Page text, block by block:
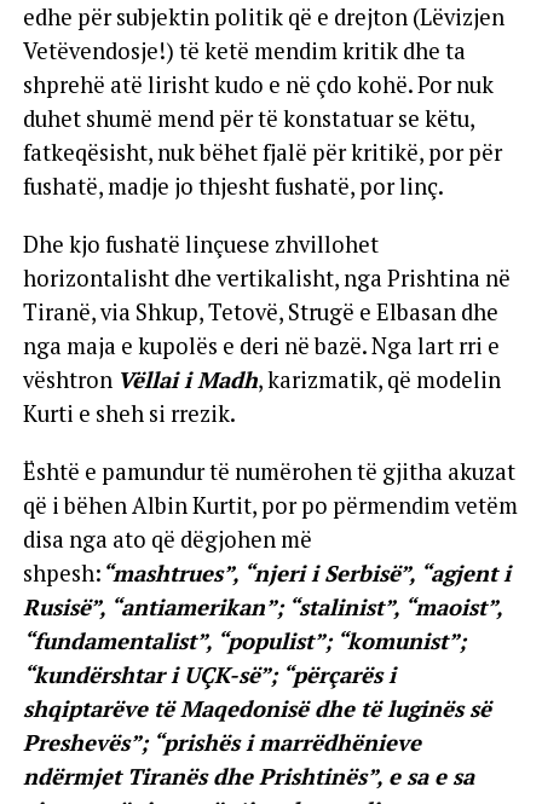
edhe për subjektin politik që e drejton (Lëvizjen
Vetëvendosje!) të ketë mendim kritik dhe ta
shprehë atë lirisht kudo e në çdo kohë. Por nuk
duhet shumë mend për të konstatuar se këtu,
fatkeqësisht, nuk bëhet fjalë për kritikë, por për
fushatë, madje jo thjesht fushatë, por linç.
Dhe kjo fushatë linçuese zhvillohet
horizontalisht dhe vertikalisht, nga Prishtina në
Tiranë, via Shkup, Tetovë, Strugë e Elbasan dhe
nga maja e kupolës e deri në bazë. Nga lart rri e
vështron Vëllai i Madh, karizmatik, që modelin
Kurti e sheh si rrezik.
Është e pamundur të numërohen të gjitha akuzat
që i bëhen Albin Kurtit, por po përmendim vetëm
disa nga ato që dëgjohen më
shpesh: “mashtrues”, “njeri i Serbisë”, “agjent i
Rusisë”, “antiamerikan”; “stalinist”, “maoist”,
“fundamentalist”, “populist”; “komunist”;
“kundërshtar i UÇK-së”; “përçarës i
shqiptarëve të Maqedonisë dhe të luginës së
Preshevës”; “prishës i marrëdhënieve
ndërmjet Tiranës dhe Prishtinës”, e sa e sa